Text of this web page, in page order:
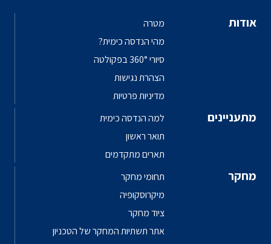
אודות
מטרה
מהי הנדסה כימית?
סיורי 360° בפקולטה
הצהרת נגישות
מדיניות פרטיות
מתעניינים
למה הנדסה כימית
תואר ראשון
תארים מתקדמים
מחקר
תחומי מחקר
מיקרוסקופיה
ציוד מחקר
אתר תשתיות המחקר של הטכניון